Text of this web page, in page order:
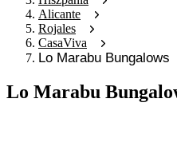
Alicante
Rojales
CasaViva
Lo Marabu Bungalows
Lo Marabu